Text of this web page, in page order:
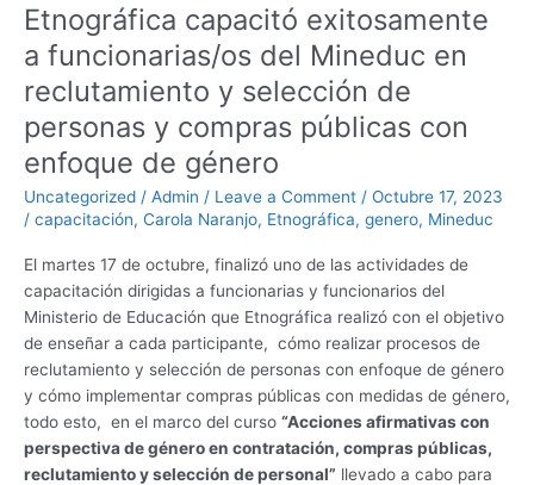
e
r
Etnográfica capacitó exitosamente
a funcionarias/os del Mineduc en
reclutamiento y selección de
personas y compras públicas con
enfoque de género
Uncategorized / Admin / Leave a Comment / Octubre 17, 2023
/ capacitación, Carola Naranjo, Etnográfica, genero, Mineduc
El martes 17 de octubre, finalizó uno de las actividades de
capacitación dirigidas a funcionarias y funcionarios del
Ministerio de Educación que Etnográfica realizó con el objetivo
de enseñar a cada participante, cómo realizar procesos de
reclutamiento y selección de personas con enfoque de género
y cómo implementar compras públicas con medidas de género,
todo esto, en el marco del curso “Acciones afirmativas con
perspectiva de género en contratación, compras públicas,
reclutamiento y selección de personal” llevado a cabo para
exitosamente
funcionarias/os
del
Mineduc
en
reclutamiento
y
selección
enfoque
género